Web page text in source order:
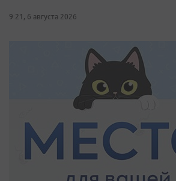
9:21, 6 августа 2026